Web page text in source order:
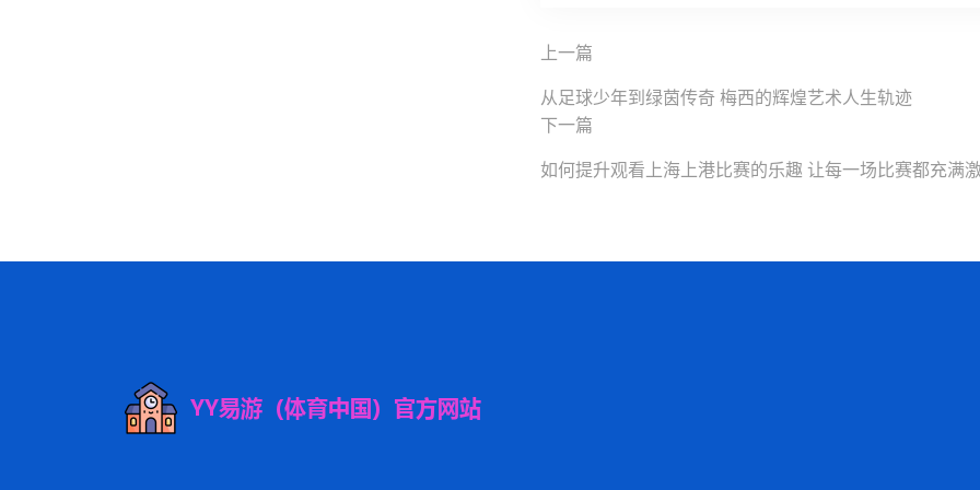
上一篇
从足球少年到绿茵传奇 梅西的辉煌艺术人生轨迹
下一篇
如何提升观看上海上港比赛的乐趣 让每一场比赛都充满